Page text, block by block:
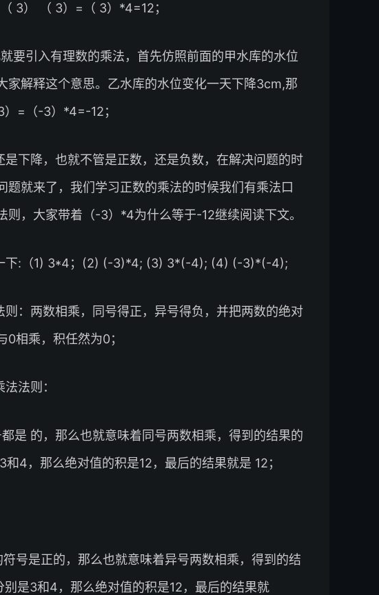
3） （ 3）=（ 3）*4=12；
要引入有理数的乘法，首先仿照前面的甲水库的水位
家解释这个意思。乙水库的水位变化一天下降3cm,那
=（-3）*4=-12；
下降，也就不管是正数，还是负数，在解决问题的时
就来了，我们学习正数的乘法的时候我们有乘法口
，大家带着（-3）*4为什么等于-12继续阅读下文。
下:（1) 3*4；(2) (-3)*4; (3) 3*(-4); (4) (-3)*(-4);
：两数相乘，同号得正，异号得负，并把两数的绝对
相乘，积任然为0；
法则：
是 的，那么也就意味着同号两数相乘，得到的结果的
4，那么绝对值的积是12，最后的结果就是 12；
号是正的，那么也就意味着异号两数相乘，得到的结
是3和4，那么绝对值的积是12，最后的结果就